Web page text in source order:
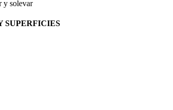
y solevar
SUPERFICIES